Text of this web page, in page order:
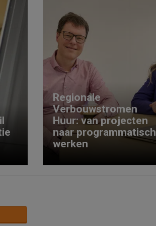
Regionale
Verbouwstromen
Huur: van projecten
naar programmatisch
werken